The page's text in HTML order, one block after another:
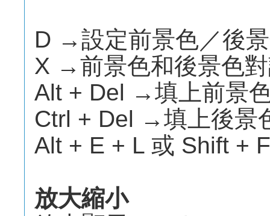
D →設定前景色／後
X →前景色和後景色
Alt + Del →填上前景
Ctrl + Del →填上後景
Alt + E + L 或 Shift +
放大縮小